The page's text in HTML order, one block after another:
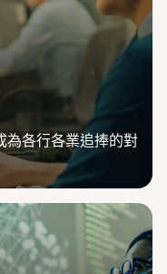
為各行各業追捧的對